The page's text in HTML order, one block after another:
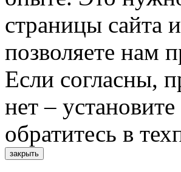
страницы сайта
позволяете нам
Если согласны,
нет –
обратитесь в
закрыть